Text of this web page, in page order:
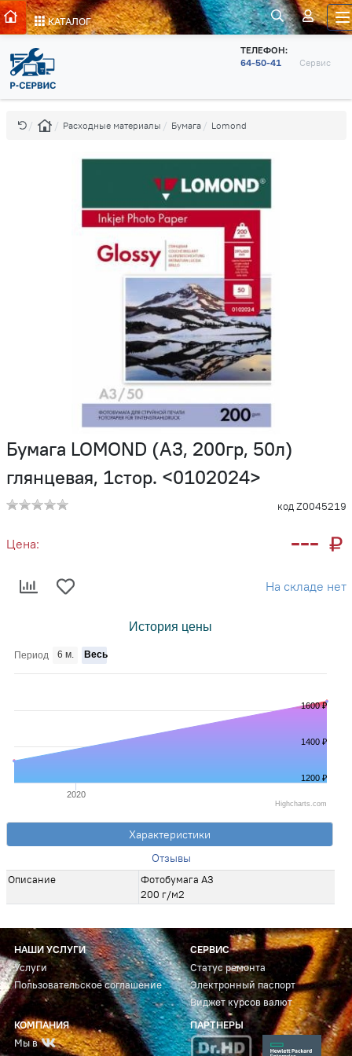
КАТАЛОГ
ТЕЛЕФОН:
64-50-41
Сервис
Расходные материалы Бумага Lomond
Бумага LOMOND (A3, 200гр, 50л)
глянцевая, 1стор. <0102024>
код Z0045219
Цена: ---
На складе нет
История цены
2020
1400 ₽
1600 ₽
1200 ₽
Период 6 м. Весь
Highcharts.com
Характеристики
Отзывы
Описание
Фотобумага A3
200 г/м2
НАШИ УСЛУГИ
Услуги
Пользовательское соглашение
СЕРВИС
Статус ремонта
Электронный паспорт
Виджет курсов валют
КОМПАНИЯ
Мы в
ПАРТНЕРЫ